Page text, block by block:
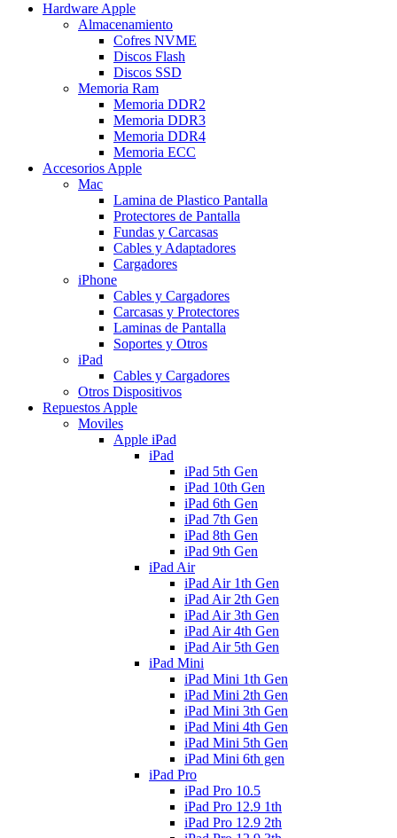
Hardware Apple
Almacenamiento
Cofres NVME
Discos Flash
Discos SSD
Memoria Ram
Memoria DDR2
Memoria DDR3
Memoria DDR4
Memoria ECC
Accesorios Apple
Mac
Lamina de Plastico Pantalla
Protectores de Pantalla
Fundas y Carcasas
Cables y Adaptadores
Cargadores
iPhone
Cables y Cargadores
Carcasas y Protectores
Laminas de Pantalla
Soportes y Otros
iPad
Cables y Cargadores
Otros Dispositivos
Repuestos Apple
Moviles
Apple iPad
iPad
iPad 5th Gen
iPad 10th Gen
iPad 6th Gen
iPad 7th Gen
iPad 8th Gen
iPad 9th Gen
iPad Air
iPad Air 1th Gen
iPad Air 2th Gen
iPad Air 3th Gen
iPad Air 4th Gen
iPad Air 5th Gen
iPad Mini
iPad Mini 1th Gen
iPad Mini 2th Gen
iPad Mini 3th Gen
iPad Mini 4th Gen
iPad Mini 5th Gen
iPad Mini 6th gen
iPad Pro
iPad Pro 10.5
iPad Pro 12.9 1th
iPad Pro 12.9 2th